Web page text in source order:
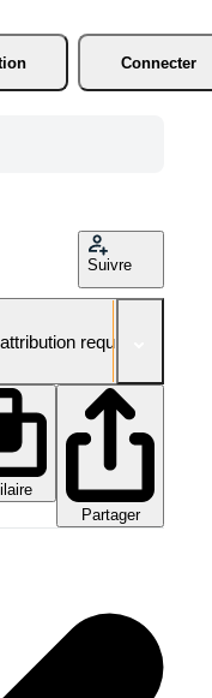
Connecter
Suivre
requise
Partager